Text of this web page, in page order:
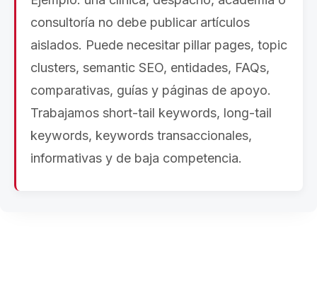
consultoría no debe publicar artículos
aislados. Puede necesitar pillar pages, topic
clusters, semantic SEO, entidades, FAQs,
comparativas, guías y páginas de apoyo.
Trabajamos short-tail keywords, long-tail
keywords, keywords transaccionales,
informativas y de baja competencia.